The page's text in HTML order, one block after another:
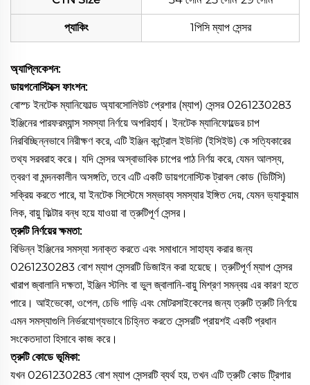
প্যাকিং 1পিসি ম্যাপ সেন্সর
অ্যাপ্লিকেশন:
ডায়গনোস্টিক্সে ফাংশন:
বোস্চ ইনটেক ম্যানিফোল্ড অ্যাবসোলিউট প্রেশার (ম্যাপ) সেন্সর 0261230283
ইঞ্জিনের পারফরম্যান্স সমস্যা নির্ণয়ে অপরিহার্য। ইনটেক ম্যানিফোল্ডের চাপ
নিরবিচ্ছিন্নভাবে নিরীক্ষণ করে, এটি ইঞ্জিন কন্ট্রোল ইউনিট (ইসিইউ) কে সত্যিকারের
তথ্য সরবরাহ করে। যদি সেন্সর অস্বাভাবিক চাপের পাঠ নির্ণয় করে, যেমন আলস্য,
ত্বরণ বা মন্দনকালীন অসঙ্গতি, তবে এটি একটি ডায়গনোস্টিক ট্রাবল কোড (ডিটিসি)
সক্রিয় করতে পারে, যা ইনটেক সিস্টেমে সম্ভাব্য সমস্যার ইঙ্গিত দেয়, যেমন ভ্যাকুয়াম
লিক, বায়ু ফিল্টার বন্ধ হয়ে যাওয়া বা ত্রুটিপূর্ণ সেন্সর।
ত্রুটি নির্ণয়ের ক্ষমতা:
বিভিন্ন ইঞ্জিনের সমস্যা সনাক্ত করতে এবং সমাধানে সাহায্য করার জন্য
0261230283 বোশ ম্যাপ সেন্সরটি ডিজাইন করা হয়েছে। ত্রুটিপূর্ণ ম্যাপ সেন্সর
খারাপ জ্বালানি দক্ষতা, ইঞ্জিন স্টলিং বা ভুল জ্বালানি-বায়ু মিশ্রণ সমন্বয় এর কারণ হতে
পারে। আইভেকো, ওপেল, চেভি গাড়ি এবং মোটরসাইকেলের জন্য ত্রুটি ত্রুটি নির্ণয়ে
এমন সমস্যাগুলি নির্ভরযোগ্যভাবে চিহ্নিত করতে সেন্সরটি প্রায়শই একটি প্রধান
সংকেতদাতা হিসাবে কাজ করে।
ত্রুটি কোডে ভূমিকা:
যখন 0261230283 বোশ ম্যাপ সেন্সরটি ব্যর্থ হয়, তখন এটি ত্রুটি কোড ট্রিগার